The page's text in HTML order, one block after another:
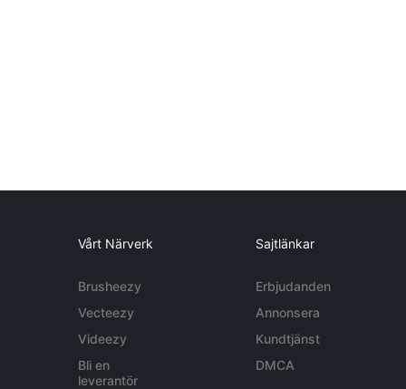
Vårt Närverk
Brusheezy
Vecteezy
Videezy
Bli en
leverantör
Sajtlänkar
Erbjudanden
Annonsera
Kundtjänst
DMCA